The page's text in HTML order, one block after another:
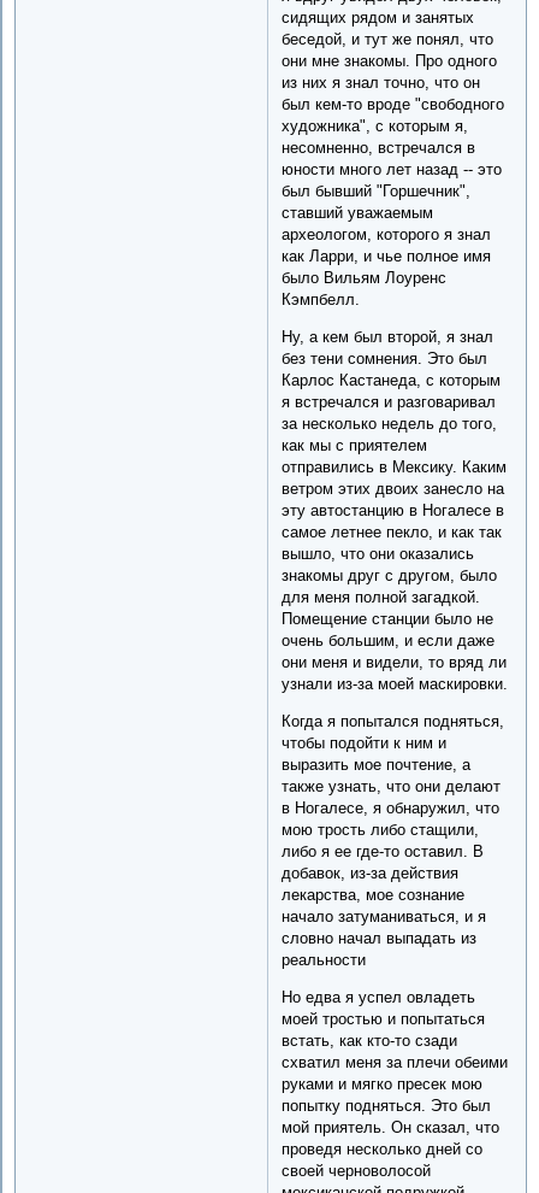
сидящих рядом и занятых
беседой, и тут же понял, что
они мне знакомы. Про одного
из них я знал точно, что он
был кем-то вроде "свободного
художника", с которым я,
несомненно, встречался в
юности много лет назад -- это
был бывший "Горшечник",
ставший уважаемым
археологом, которого я знал
как Ларри, и чье полное имя
было Вильям Лоуренс
Кэмпбелл.
Ну, а кем был второй, я знал
без тени сомнения. Это был
Карлос Кастанеда, с которым
я встречался и разговаривал
за несколько недель до того,
как мы с приятелем
отправились в Мексику. Каким
ветром этих двоих занесло на
эту автостанцию в Ногалесе в
самое летнее пекло, и как так
вышло, что они оказались
знакомы друг с другом, было
для меня полной загадкой.
Помещение станции было не
очень большим, и если даже
они меня и видели, то вряд ли
узнали из-за моей маскировки.
Когда я попытался подняться,
чтобы подойти к ним и
выразить мое почтение, а
также узнать, что они делают
в Ногалесе, я обнаружил, что
мою трость либо стащили,
либо я ее где-то оставил. В
добавок, из-за действия
лекарства, мое сознание
начало затуманиваться, и я
словно начал выпадать из
реальности
Но едва я успел овладеть
моей тростью и попытаться
встать, как кто-то сзади
схватил меня за плечи обеими
руками и мягко пресек мою
попытку подняться. Это был
мой приятель. Он сказал, что
проведя несколько дней со
своей черноволосой